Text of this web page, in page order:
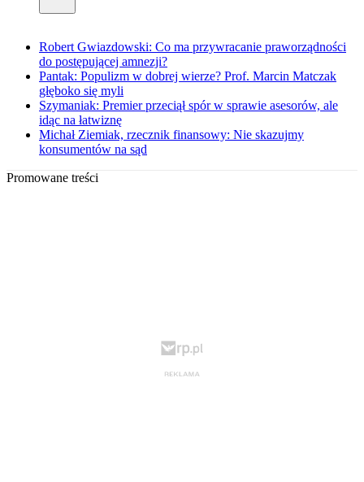
Robert Gwiazdowski: Co ma przywracanie praworządności
do postępującej amnezji?
Pantak: Populizm w dobrej wierze? Prof. Marcin Matczak
głęboko się myli
Szymaniak: Premier przeciął spór w sprawie asesorów, ale
idąc na łatwiznę
Michał Ziemiak, rzecznik finansowy: Nie skazujmy
konsumentów na sąd
Promowane treści